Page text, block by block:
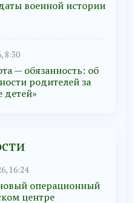
военной истории
8:30
— обязанность: об
родителей за
детей»
16:24
операционный
центре